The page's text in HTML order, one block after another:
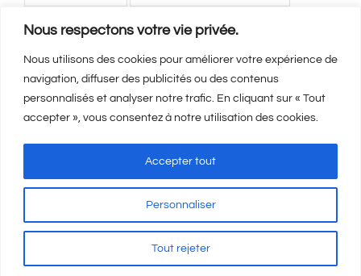
Nous respectons votre vie privée.
Nous utilisons des cookies pour améliorer votre expérience de
navigation, diffuser des publicités ou des contenus
personnalisés et analyser notre trafic. En cliquant sur « Tout
accepter », vous consentez à notre utilisation des cookies.
Personnaliser
Tout rejeter
Accepter tout
Lille Lyon Marseille Nice NORMANDIE
NOUVELLE-AQUITAINE
Mentions Légales-CGV-A propos© Copyright2026 | Visicod -
Agence de communication Auxerre